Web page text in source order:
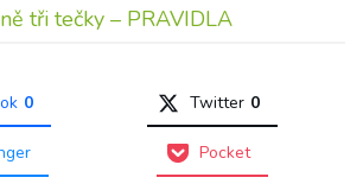
tři tečky – PRAVIDLA
0 Twitter 0
Pocket